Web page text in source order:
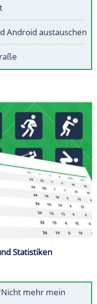
Android austauschen
Statistiken
mehr mein